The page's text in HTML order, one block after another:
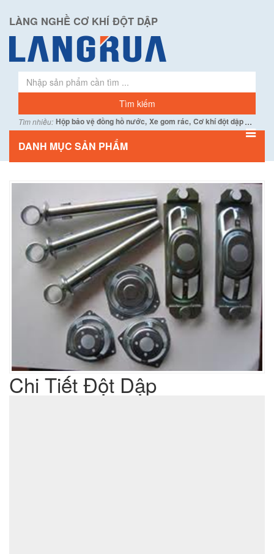
LÀNG NGHỀ CƠ KHÍ ĐỘT DẬP
Tìm nhiều: Hộp bảo vệ đồng hồ nước, Xe gom rác, Cơ khí đột dập...
DANH MỤC SẢN PHẨM
Chi Tiết Đột Dập